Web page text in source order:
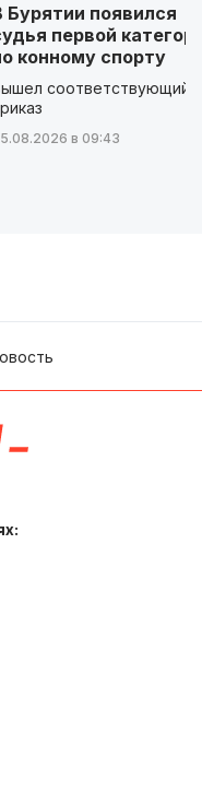
Бурятии появился
первой
конному спорту
соответствующий
в 09:43